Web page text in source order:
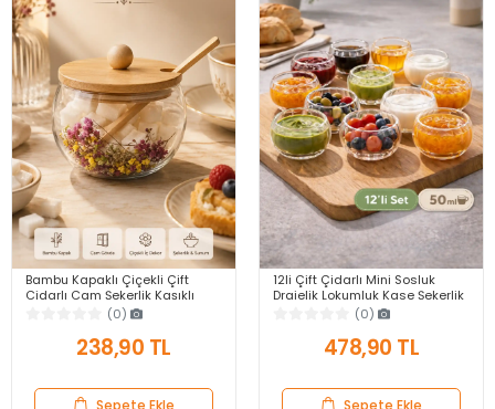
Bambu Kapaklı Çiçekli Çift
Cidarlı Cam Şekerlik Kaşıklı
Dekoratif Saklama Kabı
Lokumluk Baharatlık
(0)
238,90 TL
Sepete Ekle
12li Çift Çidarlı Mini Sosluk
Drajelik Lokumluk Kase Şekerlik
Çerezlik Sosluk Reçellik Cam
(0)
478,90 TL
Sepete Ekle